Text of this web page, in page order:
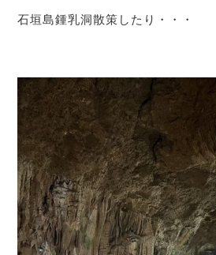
石垣島鍾乳洞散策したり・・・